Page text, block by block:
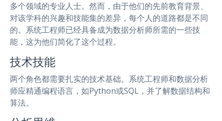
多个领域的专业人士。然而，由于他们的先前教育背景、
对该学科的兴趣和技能集的差异，每个人的道路都是不同
的。系统工程师已经具备成为数据分析师所需的一些技
能，这为他们简化了这个过程。
技术技能
两个角色都需要扎实的技术基础。系统工程师和数据分析
师应精通编程语言，如Python或SQL，并了解数据结构和
算法。